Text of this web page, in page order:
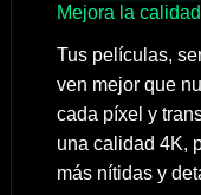
Mejora la
Tus películas,
ven mejor que
cada píxel y
una calidad 4K,
más nítidas y